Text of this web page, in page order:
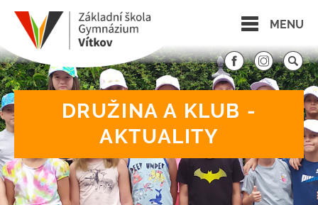
MENU
DRUŽINA A KLUB -
AKTUALITY